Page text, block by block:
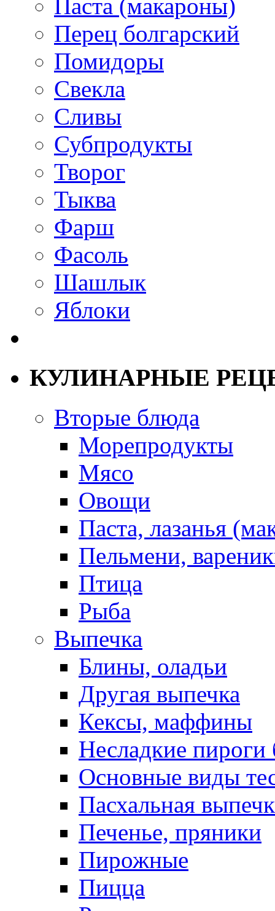
Паста (макароны)
Перец болгарский
Помидоры
Свекла
Сливы
Субпродукты
Творог
Тыква
Фарш
Фасоль
Шашлык
Яблоки
КУЛИНАРНЫЕ
Вторые блюда
Морепродукты
Мясо
Овощи
Паста, лазанья
Пельмени,
Птица
Рыба
Выпечка
Блины, оладьи
Другая выпечка
Кексы, маффины
Несладкие пироги
Основные виды
Пасхальная
Печенье, пряники
Пирожные
Пицца